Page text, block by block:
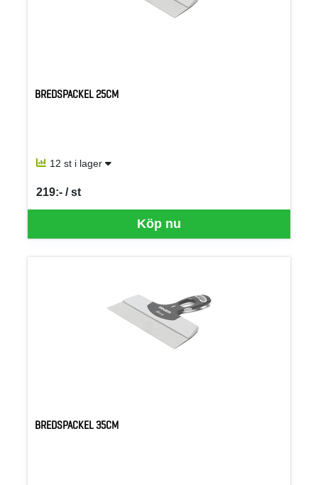
BREDSPACKEL 25CM
12 st i lager
Köp nu
219:- / st
SEK per ST
BREDSPACKEL 35CM